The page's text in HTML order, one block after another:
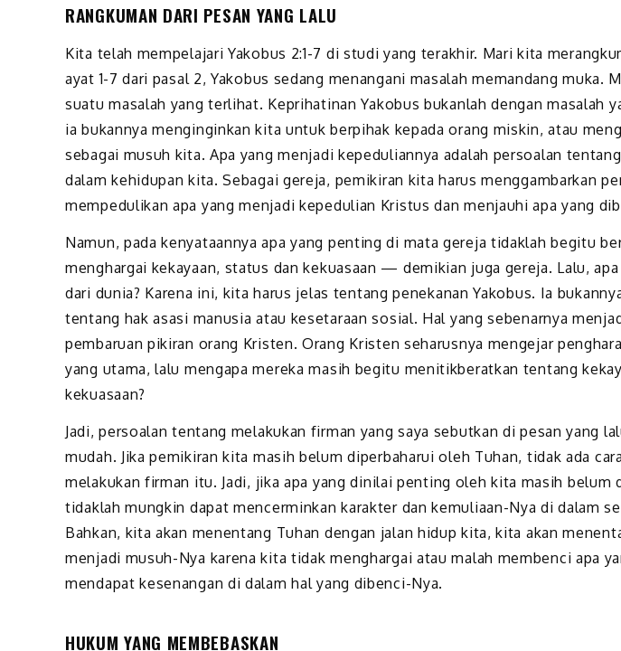
RANGKUMAN DARI PESAN YANG LALU
Kita telah mempelajari Yakobus 2:1-7 di studi yang terakhir. Mari kita
ayat 1-7 dari pasal 2, Yakobus sedang menangani masalah memandang muka.
suatu masalah yang terlihat. Keprihatinan Yakobus bukanlah dengan masalah
ia bukannya menginginkan kita untuk berpihak kepada orang miskin, atau
sebagai musuh kita. Apa yang menjadi kepeduliannya adalah persoalan
dalam kehidupan kita. Sebagai gereja, pemikiran kita harus menggambarkan
mempedulikan apa yang menjadi kepedulian Kristus dan menjauhi apa yang
Namun, pada kenyataannya apa yang penting di mata gereja tidaklah begitu
menghargai kekayaan, status dan kekuasaan — demikian juga gereja. Lalu,
dari dunia? Karena ini, kita harus jelas tentang penekanan Yakobus. Ia
tentang hak asasi manusia atau kesetaraan sosial. Hal yang sebenarnya
pembaruan pikiran orang Kristen. Orang Kristen seharusnya mengejar
yang utama, lalu mengapa mereka masih begitu menitikberatkan tentang
kekuasaan?
Jadi, persoalan tentang melakukan firman yang saya sebutkan di pesan yang
mudah. Jika pemikiran kita masih belum diperbaharui oleh Tuhan, tidak ada
melakukan firman itu. Jadi, jika apa yang dinilai penting oleh kita masih belum
tidaklah mungkin dapat mencerminkan karakter dan kemuliaan-Nya di dalam
Bahkan, kita akan menentang Tuhan dengan jalan hidup kita, kita akan
menjadi musuh-Nya karena kita tidak menghargai atau malah membenci apa
mendapat kesenangan di dalam hal yang dibenci-Nya.
HUKUM YANG MEMBEBASKAN